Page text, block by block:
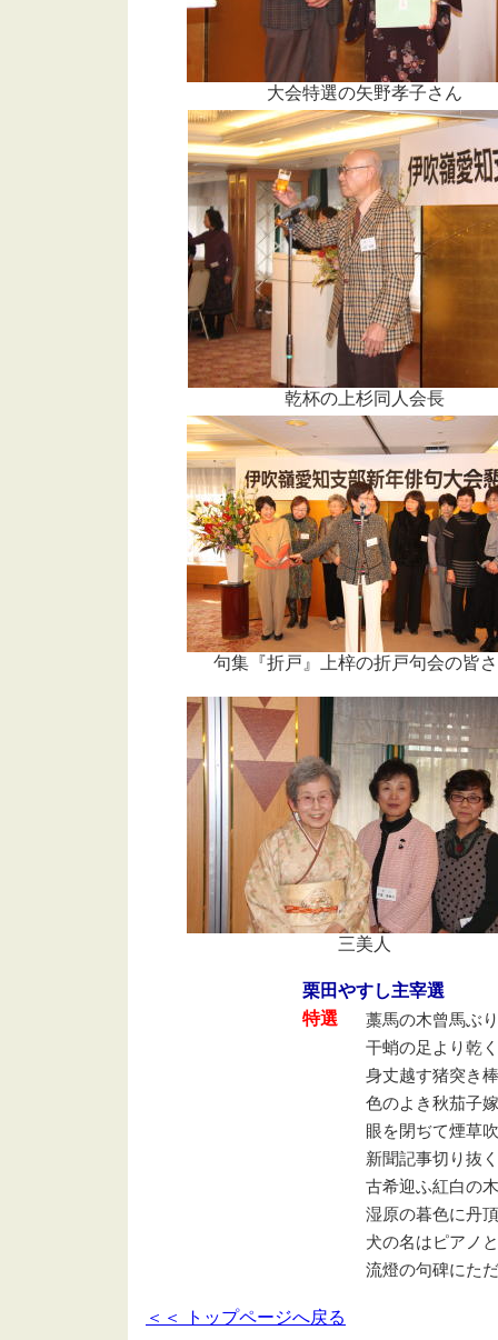
大会特選の矢野孝子さん
乾杯の上杉同人会長
句集『折戸』上梓の折戸句会の皆
三美人
栗田やすし主宰選
特選
藁馬の木曾馬ぶ
干蛸の足より乾
身丈越す猪突き
色のよき秋茄子
眼を閉ぢて煙草
新聞記事切り抜
古希迎ふ紅白の
湿原の暮色に丹
犬の名はピアノ
流燈の句碑にた
＜＜ トップページへ戻る